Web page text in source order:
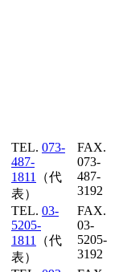
TEL. 073-
487-
1811
（代
表）
FAX.
073-
487-
3192
TEL. 03-
5205-
1811
（代
表）
FAX.
03-
5205-
3192